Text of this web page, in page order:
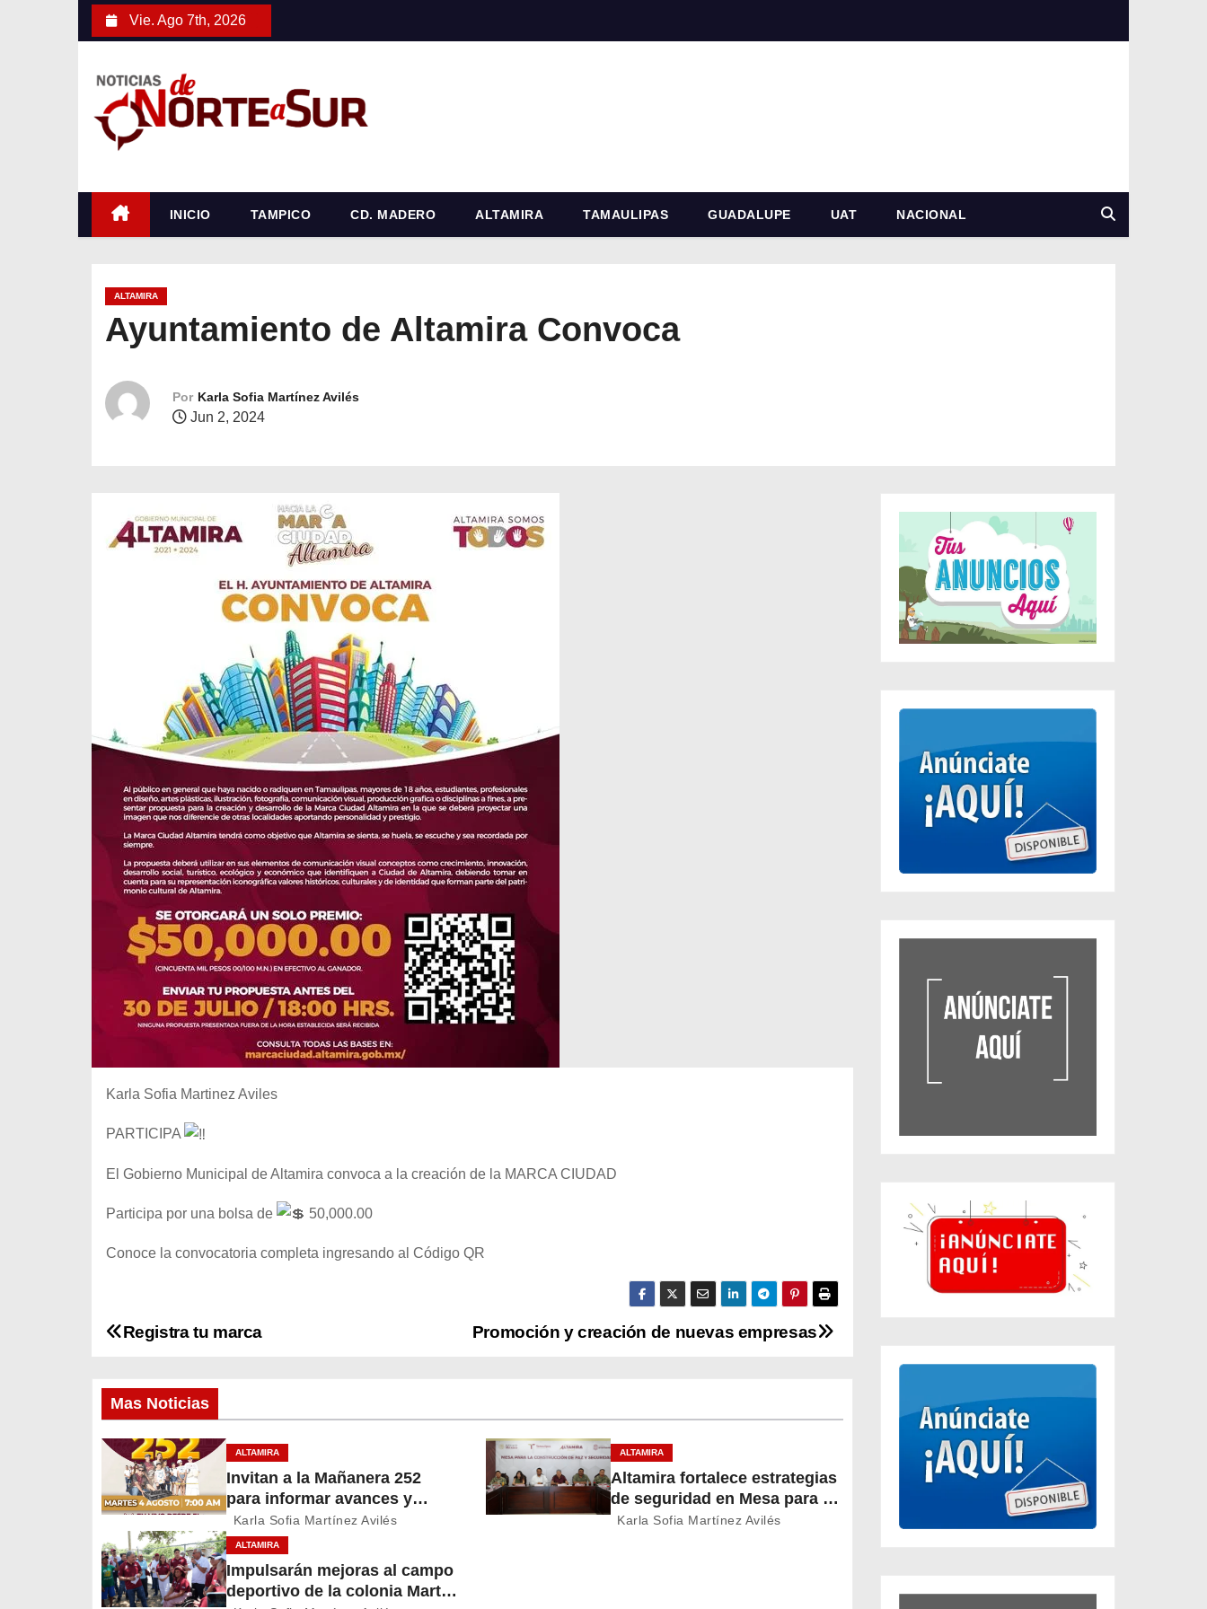
o
Vie. Ago 7th, 2026
INICIO TAMPICO CD. MADERO ALTAMIRA TAMAULIPAS GUADALUPE UAT NACIONAL
ALTAMIRA
Ayuntamiento de Altamira Convoca
Por Karla Sofia Martínez Avilés
Jun 2, 2024
Karla Sofia Martinez Aviles
PARTICIPA
El Gobierno Municipal de Altamira convoca a la creación de la MARCA CIUDAD
Participa por una bolsa de 50,000.00
Conoce la convocatoria completa ingresando al Código QR
N
v
e
g
c
Promoción y creación de nuevas empresas
Registra tu marca
Mas Noticias
ALTAMIRA
Invitan a la Mañanera 252
para informar avances y
proyectos de Altamira
Karla Sofia Martínez Avilés
ALTAMIRA
Altamira fortalece estrategias
de seguridad en Mesa para la
Construcción de Paz
Karla Sofia Martínez Avilés
ALTAMIRA
Impulsarán mejoras al campo
deportivo de la colonia Martín